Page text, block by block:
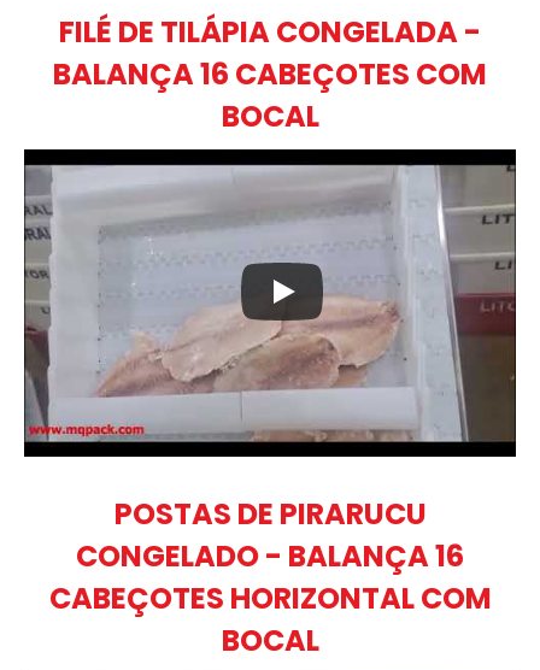
FILÉ DE TILÁPIA CONGELADA -
BALANÇA 16 CABEÇOTES COM
BOCAL
POSTAS DE PIRARUCU
CONGELADO - BALANÇA 16
CABEÇOTES HORIZONTAL COM
BOCAL